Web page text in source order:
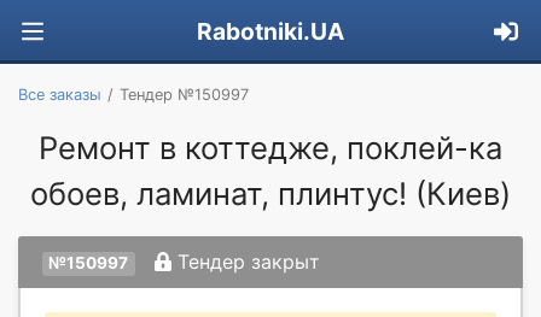
Rabotniki.UA
Все заказы Тендер №150997
Ремонт в коттедже, поклей-ка
обоев, ламинат, плинтус! (Киев)
№150997 Тендер закрыт